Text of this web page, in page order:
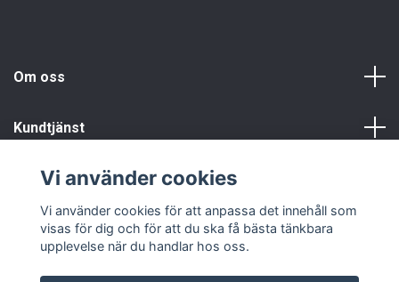
Om oss
Kundtjänst
Vi använder cookies
Vi använder cookies för att anpassa det innehåll som
visas för dig och för att du ska få bästa tänkbara
upplevelse när du handlar hos oss.